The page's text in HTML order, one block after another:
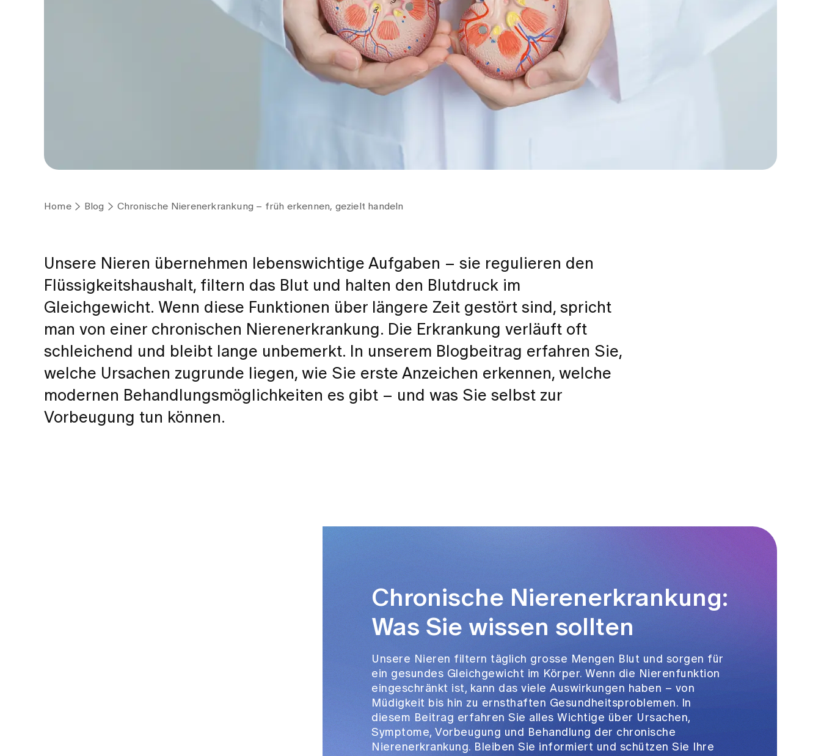
Home Blog Chronische Nierenerkrankung – früh erkennen, gezielt handeln
Unsere Nieren übernehmen lebenswichtige Aufgaben – sie regulieren den
Flüssigkeitshaushalt, filtern das Blut und halten den Blutdruck im
Gleichgewicht. Wenn diese Funktionen über längere Zeit gestört sind, spricht
man von einer chronischen Nierenerkrankung. Die Erkrankung verläuft oft
schleichend und bleibt lange unbemerkt. In unserem Blogbeitrag erfahren Sie,
welche Ursachen zugrunde liegen, wie Sie erste Anzeichen erkennen, welche
modernen Behandlungsmöglichkeiten es gibt – und was Sie selbst zur
Vorbeugung tun können.
Chronische Nierenerkrankung:
Was Sie wissen sollten
Unsere Nieren filtern täglich grosse Mengen Blut und sorgen für
ein gesundes Gleichgewicht im Körper. Wenn die Nierenfunktion
eingeschränkt ist, kann das viele Auswirkungen haben – von
Müdigkeit bis hin zu ernsthaften Gesundheitsproblemen. In
diesem Beitrag erfahren Sie alles Wichtige über Ursachen,
Symptome, Vorbeugung und Behandlung der chronische
Nierenerkrankung. Bleiben Sie informiert und schützen Sie Ihre